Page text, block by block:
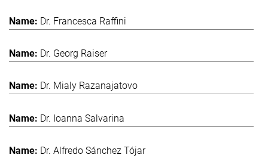
Dr. Francesca Raffini
Dr. Georg Raiser
Dr. Mialy Razanajatovo
Dr. Ioanna Salvarina
Dr. Alfredo Sánchez Tójar